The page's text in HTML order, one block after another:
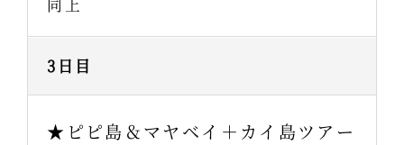
3日目
★ピピ島＆マヤベイ＋カイ島ツアー